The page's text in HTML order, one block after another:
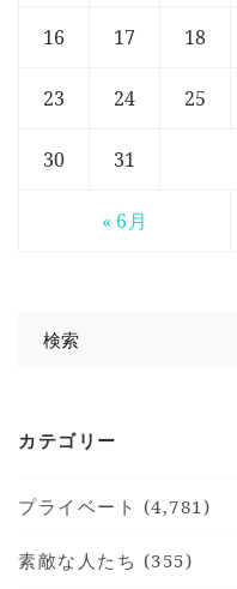
« 6月
16 17 18
23 24 25
30 31
カテゴリー
プライベート (4,781)
素敵な人たち (355)